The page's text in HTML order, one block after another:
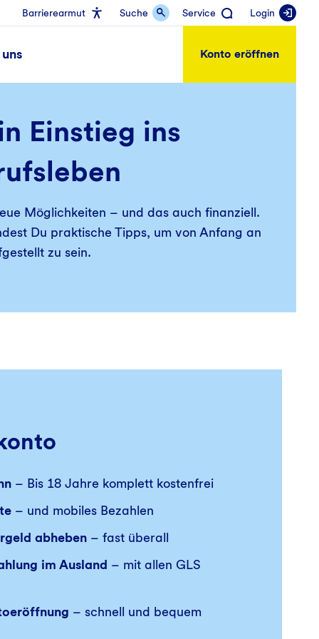
Barrierearmut Suche Service Login
Konto eröffnen
Einstieg ins
Möglichkeiten – und das auch finanziell.
Du praktische Tipps, um von Anfang an
zu sein.
– Bis 18 Jahre komplett kostenfrei
– und mobiles Bezahlen
abheben – fast überall
im Ausland – mit allen GLS
– schnell und bequem